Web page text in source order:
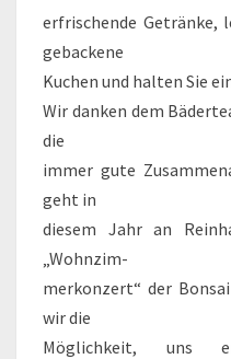
erfrischende Getränke,
gebackene
Kuchen und halten Sie
Wir danken dem
die
immer gute
geht in
diesem Jahr an
„Wohnzim-
merkonzert“ der
wir die
Möglichkeit, uns